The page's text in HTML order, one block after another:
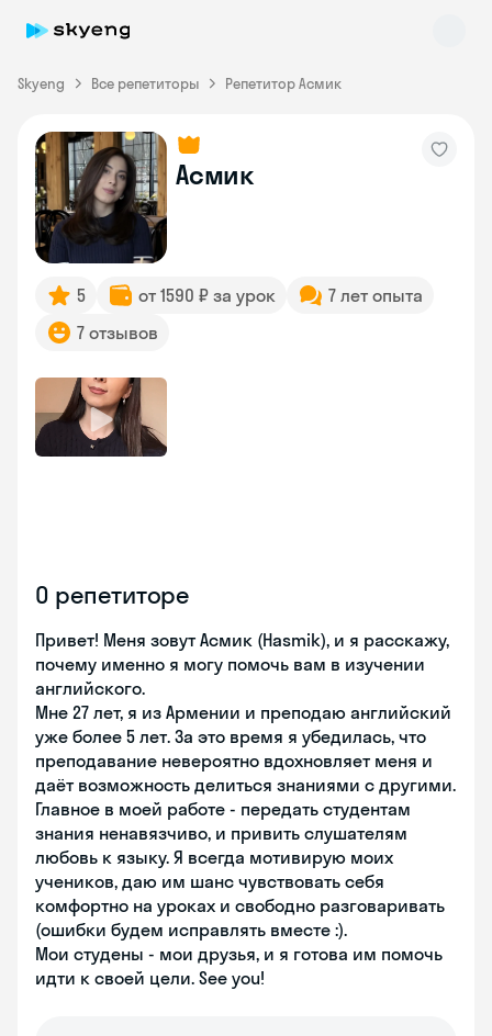
Skyeng Все репетиторы Репетитор Асмик
Асмик
5 от 1590 ₽ за урок
7 лет опыта
7 отзывов
О репетиторе
Привет! Меня зовут Асмик (Hasmik), и я расскажу,
почему именно я могу помочь вам в изучении
английского.
Мне 27 лет, я из Армении и преподаю английский
уже более 5 лет. За это время я убедилась, что
преподавание невероятно вдохновляет меня и
даёт возможность делиться знаниями с другими.
Главное в моей работе - передать студентам
знания ненавязчиво, и привить слушателям
любовь к языку. Я всегда мотивирую моих
учеников, даю им шанс чувствовать себя
комфортно на уроках и свободно разговаривать
(ошибки будем исправлять вместе :).
Мои студены - мои друзья, и я готова им помочь
идти к своей цели. See you!
Skyeng Chat
online